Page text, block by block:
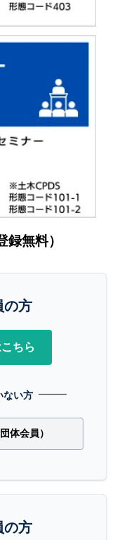
無料）
の方
ちら
ない方
体会員）
の方